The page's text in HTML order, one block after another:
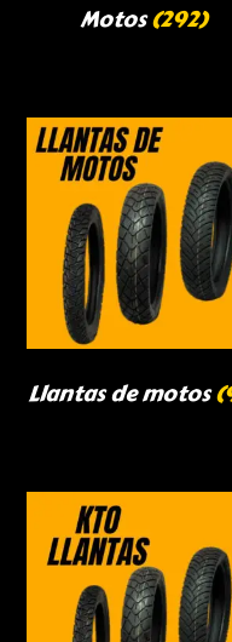
Motos(292)
Llantas de motos